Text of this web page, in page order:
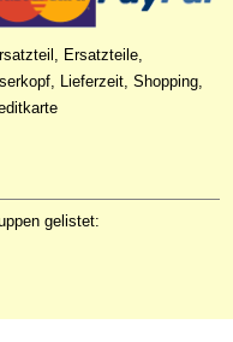
Ersatzteile,
Lieferzeit, Shopping,
gelistet: